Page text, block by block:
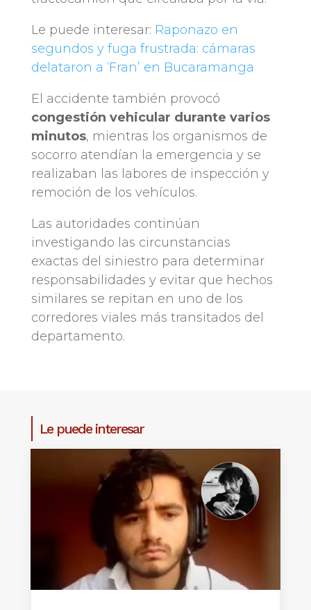
Le puede interesar: Raponazo en
segundos y fuga frustrada: cámaras
delataron a ‘Fran’ en Bucaramanga
El accidente también provocó
congestión vehicular durante varios
minutos, mientras los organismos de
socorro atendían la emergencia y se
realizaban las labores de inspección y
remoción de los vehículos.
Las autoridades continúan
investigando las circunstancias
exactas del siniestro para determinar
responsabilidades y evitar que hechos
similares se repitan en uno de los
corredores viales más transitados del
departamento.
Le puede interesar